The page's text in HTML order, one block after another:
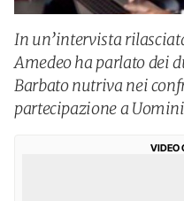
In un’intervista
Amedeo ha parlato dei
Barbato nutriva nei
partecipazione a
VIDEO